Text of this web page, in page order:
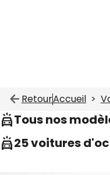
RetourAccueil
Tous nos
25 voitures